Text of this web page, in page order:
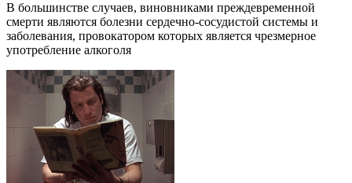
В большинстве случаев, виновниками преждевременной
смерти являются болезни сердечно-сосудистой системы и
заболевания, провокатором которых является чрезмерное
употребление алкоголя